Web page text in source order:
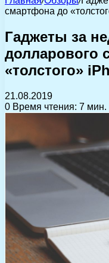
смартфона до
Гаджеты за
долларового
«толстого»
21.08.2019
0 Время чтения: 7 мин.